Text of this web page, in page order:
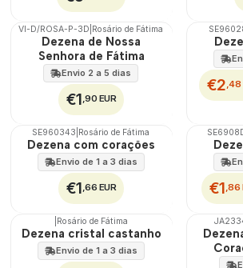
🇵🇹
100%
VI-D/ROSA-P-3D Rosário de Fátima
Dezena de Nossa
Senhora de Fátima
Envio 2 a 5 dias
€1,90 EUR
DESCONTO
€2,48
SE960343 Rosário de Fátima
Dezena com corações
Envio de 1 a 3 dias
€1,66 EUR
DESCONTO
€1,86
Rosário de Fátima
Dezena cristal castanho
Envio de 1 a 3 dias
DESCONTO